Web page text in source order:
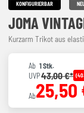
KONFIGURIERBAR
JOMA
Kurzarm Trikot aus
Ab 1 Stk.
UVP43,00 €*
Ab25,50